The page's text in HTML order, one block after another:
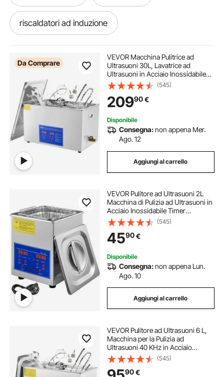
riscaldatori ad induzione
migliore saldatrice ad inverter
cestino per lavatrice ad ultrasuoni
sega ad anello rilegatrice ad anelli
bussole per avvitatore ad impatto
lavatrice ad ultrasuoni professionali
lavatrice ad ultrasuoni professionale
pulitore ad ultrasuoni per gioielli
parti pulitore ad ultrasuoni
Da Comprare
VEVOR Macchina Pulitrice ad
Ultrasuoni 30L, Lavatrice ad
Ultrasuoni in Acciaio Inossidabile
Multifunzione con Timer Digitale,
Pulitrice Professionale per Occhiali
Orologi Gioielli Laboratorio
(545)
20990€
Disponibile
Consegna:non appena Mer.
Ago. 12
Aggiungi al carrello
VEVOR Pulitore ad Ultrasuoni 2L
Macchina di Pulizia ad Ultrasuoni in
Acciaio Inossidabile Timer
Riscaldamento Digitale Pulizia di
Gioielli per Uso Domestico
Personale Commerciale
(545)
4590€
Disponibile
Consegna:non appena Lun.
Ago. 10
Aggiungi al carrello
VEVOR Pulitore ad Ultrasuoni 6 L,
Macchina per la Pulizia ad
Ultrasuoni 40 KHz in Acciaio
Inossidabile con Timer Riscaldatore
Digitale, Pulizia dei Gioielli per Uso
Domestico Personale Commerciale
(545)
90€